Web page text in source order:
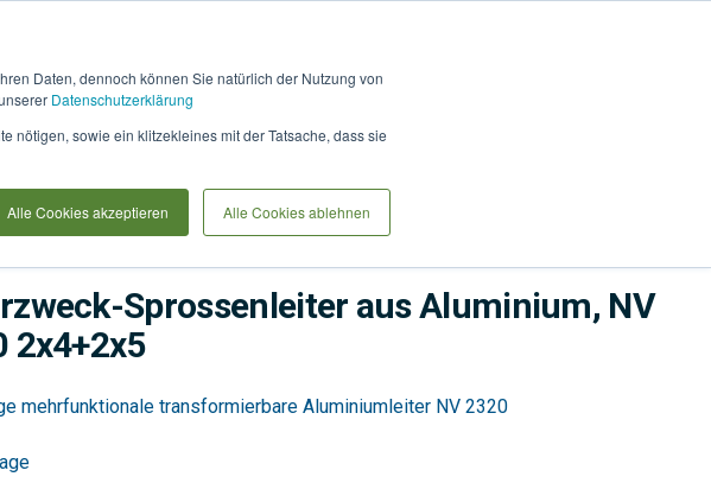
Daten, dennoch können Sie natürlich der Nutzung von
Datenschutzerklärung
nötigen, sowie ein klitzekleines mit der Tatsache, dass sie
Alle Cookies akzeptieren Alle Cookies ablehnen
it
Sprossenleiter aus Aluminium, NV
2x4+2x5
mehrfunktionale transformierbare Aluminiumleiter NV 2320